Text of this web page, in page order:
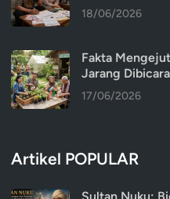
18/06/2026
Fakta
Jarang
17/06/2026
Artikel POPULAR